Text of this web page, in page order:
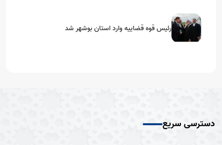
رئیس قوه قضاییه وارد استان بوشهر شد
دسترسی سریع